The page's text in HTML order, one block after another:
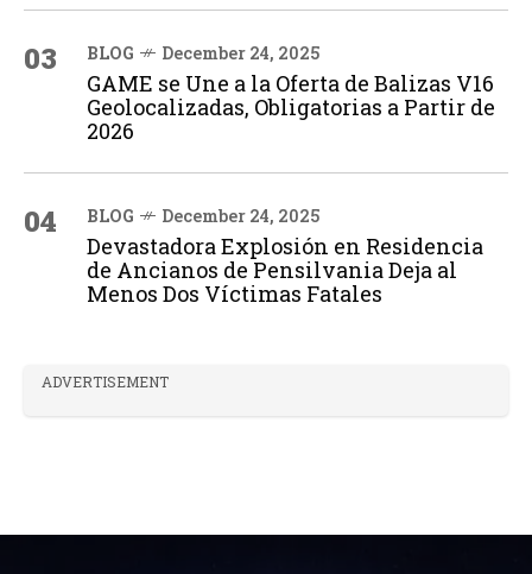
03 BLOG December 24, 2025
GAME se Une a la Oferta de Balizas V16
Geolocalizadas, Obligatorias a Partir de
2026
04 BLOG December 24, 2025
Devastadora Explosión en Residencia
de Ancianos de Pensilvania Deja al
Menos Dos Víctimas Fatales
ADVERTISEMENT